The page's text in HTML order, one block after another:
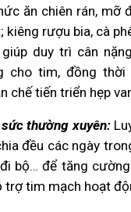
ăn chiên rán, mỡ
kiêng rượu bia, cà
duy trì cân
cho tim, đồng
chế tiến triển hẹp
thường xuyên:
đều các ngày
bộ… để tăng
trợ tim mạch hoạt